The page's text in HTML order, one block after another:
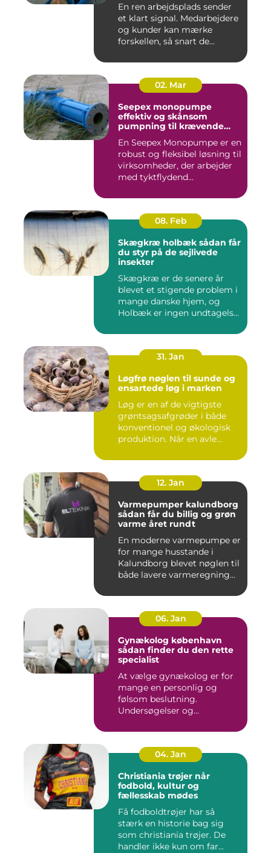
En ren arbejdsplads sender
et klart signal. Medarbejdere
og kunder kan mærke
forskellen, så snart de...
02. Mar
Seepex monopumpe
effektiv og skånsom
pumpning til krævende
En Seepex Monopumpe er en
robust og fleksibel løsning til
virksomheder, der arbejder
med tyktflydend...
08. Feb
Skægkræ holbæk sådan får
du styr på de sejlivede
insekter
Skægkræ er de senere år
blevet et stigende problem i
mange danske hjem, og
Holbæk er ingen undtagels...
31. Jan
Løgfrø nøglen til sunde og
ensartede løg i marken
Løg er en af de vigtigste
grøntsagsafgrøder i både
konventionel og økologisk
produktion. Når en avle...
12. Jan
Varmepumper kalundborg
sådan får du billig og grøn
varme året rundt
En moderne varmepumpe er
for mange husstande i
Kalundborg blevet nøglen til
både lavere varmeregning...
06. Jan
Gynækolog københavn
sådan finder du den rette
specialist
At vælge gynækolog er for
mange en personlig og
følsom beslutning.
Undersøgelser og
04. Jan
Christiania trøjer når
fodbold, kultur og
fællesskab mødes
Få fodboldtrøjer har så
stærk en historie bag sig
som christiania trøjer. De
handler ikke kun om far...